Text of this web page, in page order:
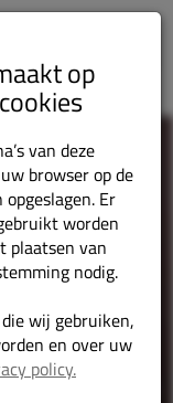
op
van deze
browser op de
Er
worden
plaatsen van
nodig.
wij gebruiken,
en over uw
policy.